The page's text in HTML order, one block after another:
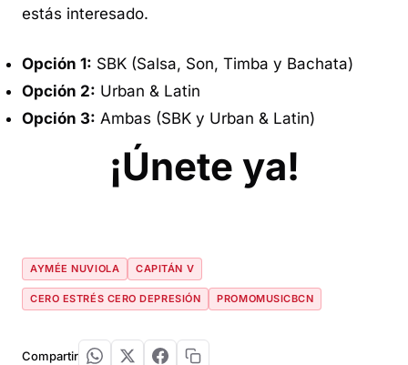
estás interesado.
Opción 1: SBK (Salsa, Son, Timba y Bachata)
Opción 2: Urban & Latin
Opción 3: Ambas (SBK y Urban & Latin)
¡Únete ya!
AYMÉE NUVIOLA CAPITÁN V
CERO ESTRÉS CERO DEPRESIÓN PROMOMUSICBCN
Compartir